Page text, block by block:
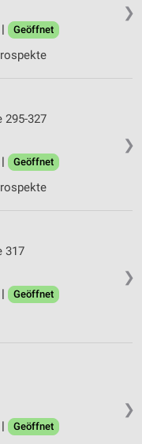
❯
Geöffnet
❯
295-327
Geöffnet
❯
317
Geöffnet
❯
Geöffnet
von
von